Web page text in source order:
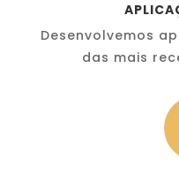
Desenvolvemos
das mais